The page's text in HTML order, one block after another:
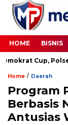
HOME BISNIS
Cup, Polsek
Home / Daerah
Program
Berbasis
Antusias